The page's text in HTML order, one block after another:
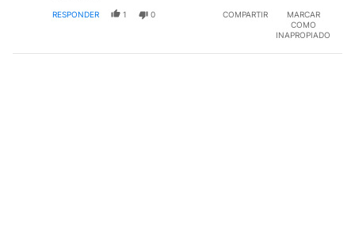
RESPONDER 1 0 COMPARTIR
MARCAR
COMO
INAPROPIADO